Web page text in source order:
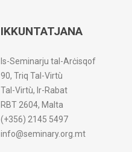
IKKUNTATJANA
Is-Seminarju tal-Arċisqof
90, Triq Tal-Virtù
Tal-Virtù, Ir-Rabat
RBT 2604, Malta
(+356) 2145 5497
info@seminary.org.mt